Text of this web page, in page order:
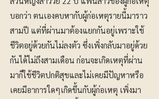
บอกว่า ตนเองคบหากับผู้ก่อเหตุรายนี้มาราว
สามปี แต่ที่ผ่านมาต้องแยกกันอยู่เพราะใช้
ชีวิตอยู่ด้วยกันไม่ลงตัว ซึ่งเพิ่งกลับมาอยู่ด้วย
กันได้ไม่ถึงสามเดือน ก่อนจะเกิดเหตุที่ผ่าน
มาก็ใช้ชีวิตปกติสุขและไม่เคยมีปัญหาหรือ
เคยมีอาการใดๆเกิดขึ้นกับผู้ก่อเหตุ เพิ่งมา